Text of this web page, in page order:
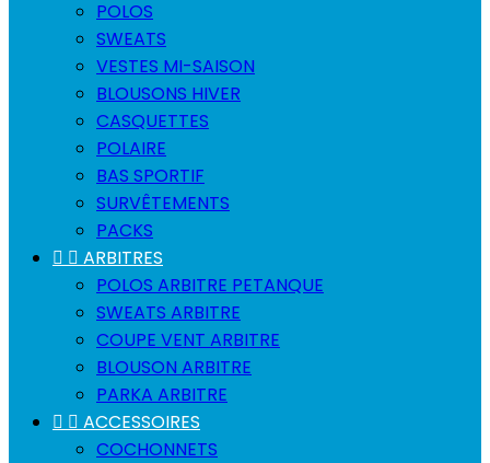
POLOS
SWEATS
VESTES MI-SAISON
BLOUSONS HIVER
CASQUETTES
POLAIRE
BAS SPORTIF
SURVÊTEMENTS
PACKS
  ARBITRES
POLOS ARBITRE PETANQUE
SWEATS ARBITRE
COUPE VENT ARBITRE
BLOUSON ARBITRE
PARKA ARBITRE
  ACCESSOIRES
COCHONNETS